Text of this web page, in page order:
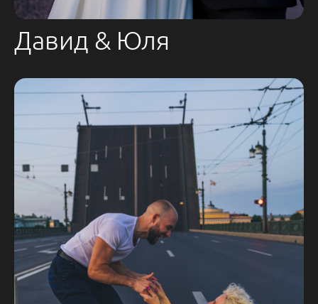
Давид & Юля